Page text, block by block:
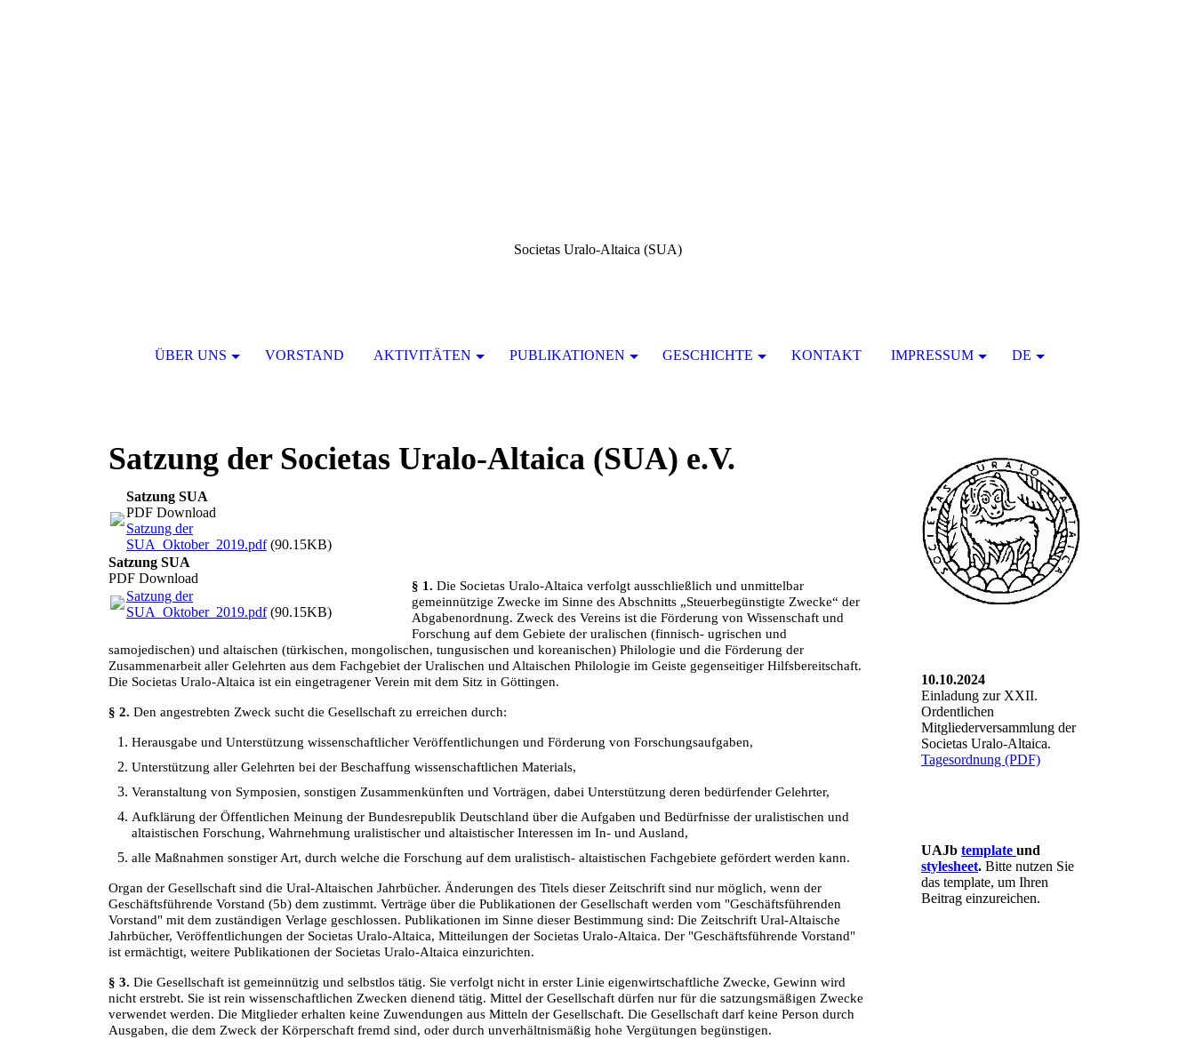
Societas Uralo-Altaica (SUA)
ÜBER UNS VORSTAND AKTIVITÄTEN PUBLIKATIONEN GESCHICHTE KONTAKT IMPRESSUM DE
Satzung der Societas Uralo-Altaica (SUA) e.V.
Satzung SUA
PDF Download
Satzung der
SUA_Oktober_2019.pdf(90.15KB)
Satzung SUA
PDF Download
Satzung der
SUA_Oktober_2019.pdf(90.15KB)
§ 1. Die Societas Uralo-Altaica verfolgt ausschließlich und unmittelbar
gemeinnützige Zwecke im Sinne des Abschnitts „Steuerbegünstigte Zwecke“ der
Abgabenordnung. Zweck des Vereins ist die Förderung von Wissenschaft und
Forschung auf dem Gebiete der uralischen (finnisch- ugrischen und
samojedischen) und altaischen (türkischen, mongolischen, tungusischen und koreanischen) Philologie und die Förderung der
Zusammenarbeit aller Gelehrten aus dem Fachgebiet der Uralischen und Altaischen Philologie im Geiste gegenseitiger Hilfsbereitschaft.
Die Societas Uralo-Altaica ist ein eingetragener Verein mit dem Sitz in Göttingen.
§ 2. Den angestrebten Zweck sucht die Gesellschaft zu erreichen durch:
Herausgabe und Unterstützung wissenschaftlicher Veröffentlichungen und Förderung von Forschungsaufgaben,
Unterstützung aller Gelehrten bei der Beschaffung wissenschaftlichen Materials,
Veranstaltung von Symposien, sonstigen Zusammenkünften und Vorträgen, dabei Unterstützung deren bedürfender Gelehrter,
Aufklärung der Öffentlichen Meinung der Bundesrepublik Deutschland über die Aufgaben und Bedürfnisse der uralistischen und
altaistischen Forschung, Wahrnehmung uralistischer und altaistischer Interessen im In- und Ausland,
alle Maßnahmen sonstiger Art, durch welche die Forschung auf dem uralistisch- altaistischen Fachgebiete gefördert werden kann.
Organ der Gesellschaft sind die Ural-Altaischen Jahrbücher. Änderungen des Titels dieser Zeitschrift sind nur möglich, wenn der
Geschäftsführende Vorstand (5b) dem zustimmt. Verträge über die Publikationen der Gesellschaft werden vom "Geschäftsführenden
Vorstand" mit dem zuständigen Verlage geschlossen. Publikationen im Sinne dieser Bestimmung sind: Die Zeitschrift Ural-Altaische
Jahrbücher, Veröffentlichungen der Societas Uralo-Altaica, Mitteilungen der Societas Uralo-Altaica. Der "Geschäftsführende Vorstand"
ist ermächtigt, weitere Publikationen der Societas Uralo-Altaica einzurichten.
§ 3. Die Gesellschaft ist gemeinnützig und selbstlos tätig. Sie verfolgt nicht in erster Linie eigenwirtschaftliche Zwecke, Gewinn wird
nicht erstrebt. Sie ist rein wissenschaftlichen Zwecken dienend tätig. Mittel der Gesellschaft dürfen nur für die satzungsmäßigen Zwecke
verwendet werden. Die Mitglieder erhalten keine Zuwendungen aus Mitteln der Gesellschaft. Die Gesellschaft darf keine Person durch
Ausgaben, die dem Zweck der Körperschaft fremd sind, oder durch unverhältnismäßig hohe Vergütungen begünstigen.
10.10.2024
Einladung zur XXII.
Ordentlichen
Mitgliederversammlung der
Societas Uralo-Altaica.
Tagesordnung (PDF)
UAJb template und
stylesheet. Bitte nutzen Sie
das template, um Ihren
Beitrag einzureichen.